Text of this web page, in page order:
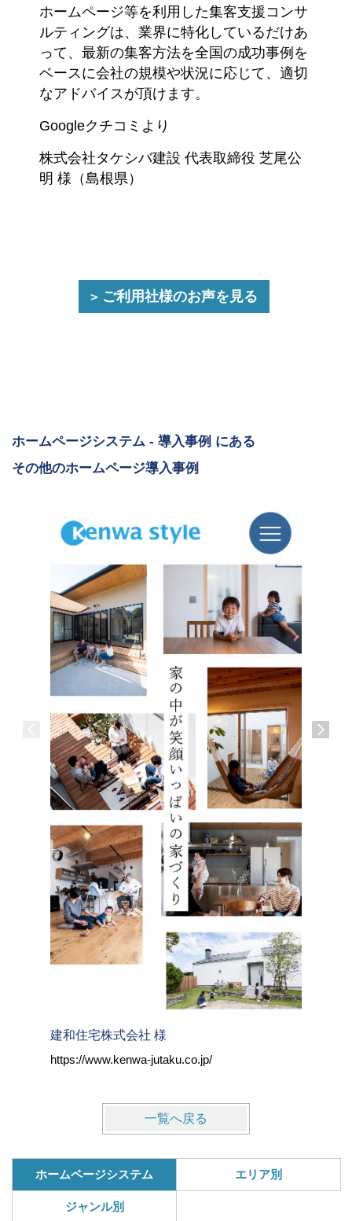
ホームページ等を利用した集客支援コンサ
ルティングは、業界に特化しているだけあ
って、最新の集客方法を全国の成功事例を
ベースに会社の規模や状況に応じて、適切
なアドバイスが頂けます。
Googleクチコミより
株式会社タケシバ建設 代表取締役 芝尾公
明 様（島根県）
ご利用社様のお声を見る
ホームページシステム - 導入事例 にある
その他のホームページ導入事例
建和住宅株式会社 様
https://www.kenwa-jutaku.co.jp/
一覧へ戻る
ホームページシステム エリア別
ジャンル別